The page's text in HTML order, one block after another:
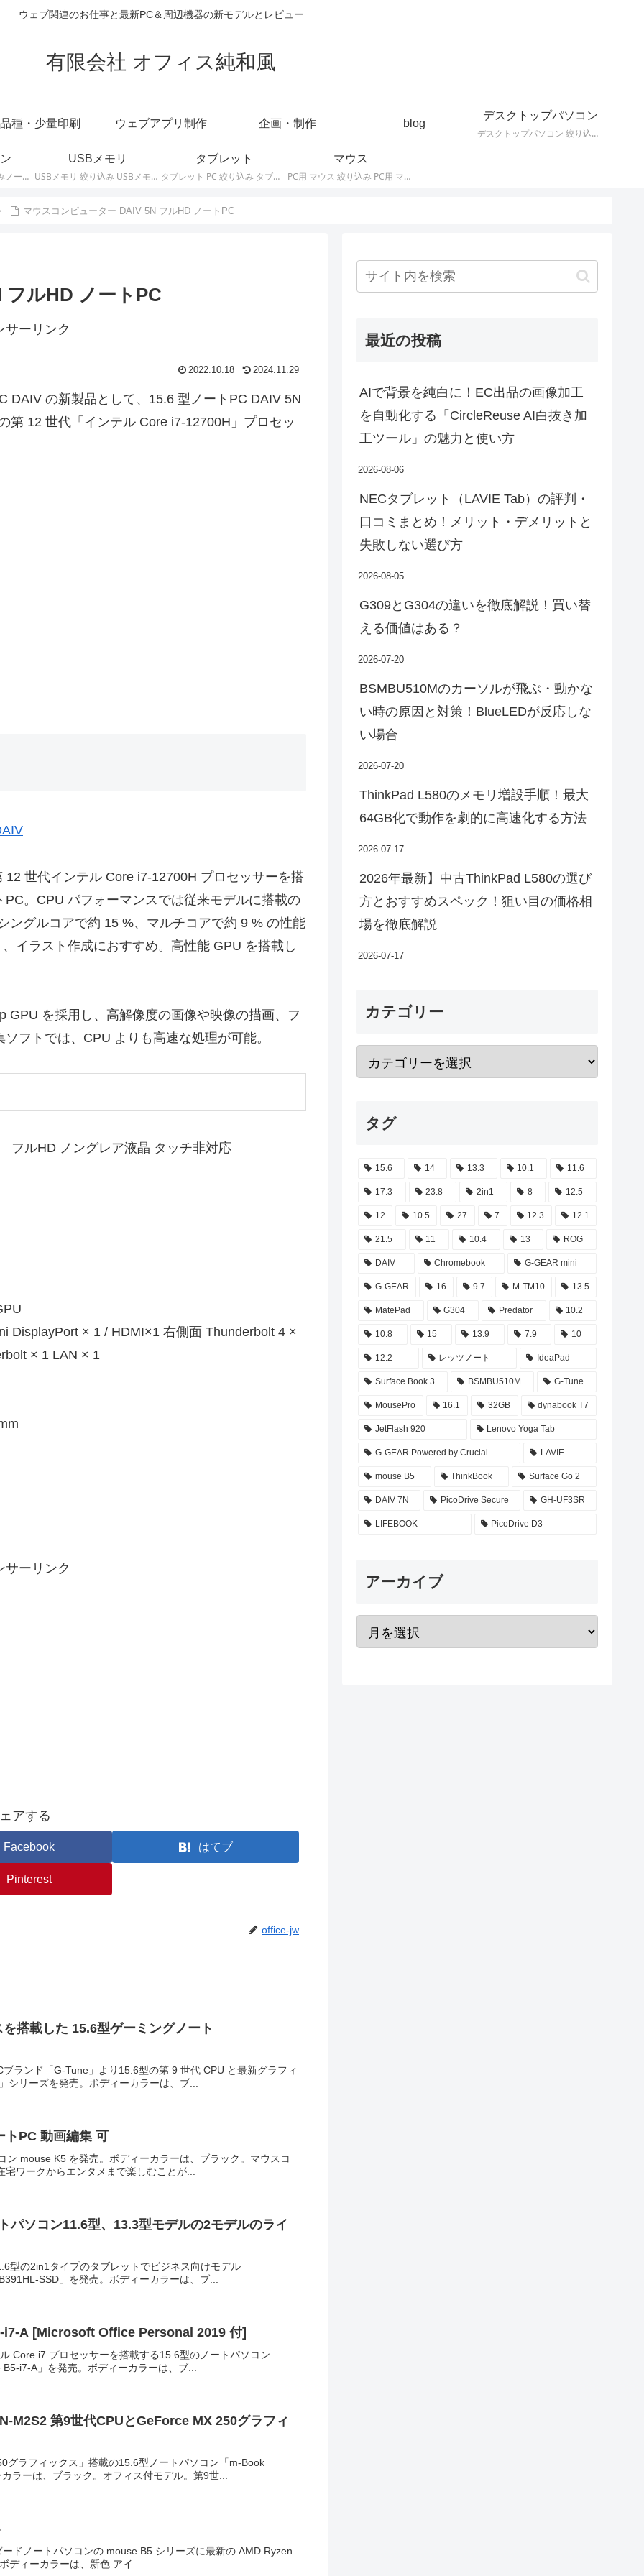
ウェブ関連のお仕事と最新PC＆周辺機器の新モデルとレビュー
有限会社 オフィス純和風
種・少量印刷 ウェブアプリ制作 企画・制作 blog
デスクトップパソコン
デスクトップパソコン 絞り込み デスクトップPCの最新モデルやスペック・仕様に関する情報。
ノートパソコン 絞り込みノートPCの最新モデルやスペック・仕様に関する情報。
USBメモリ
USBメモリ 絞り込み USBメモリの最新モデルやスペック・仕様に関する情報。
タブレット
タブレット PC 絞り込み タブレットの最新モデルやスペック・仕様に関する情報。
マウス
PC用 マウス 絞り込み PC用 マウス 最新モデルやスペック・仕様に関する情報。ワイヤレスマウス、有線マウス、接続タイプなど。
マウスコンピューター DAIV 5N フルHD ノートPC
ルHD ノートPC
サーリンク
2022.10.18 2024.11.29
DAIV の新製品として、15.6 型ノートPC DAIV 5N
第 12 世代「インテル Core i7-12700H」プロセッ
世代インテル Core i7-12700H プロセッサーを搭
。CPU パフォーマンスでは従来モデルに搭載の
ングルコアで約 15 %、マルチコアで約 9 % の性能
イラスト作成におすすめ。高性能 GPU を搭載し
GPU を採用し、高解像度の画像や映像の描画、フ
フトでは、CPU よりも高速な処理が可能。
フルHD ノングレア液晶 タッチ非対応
DisplayPort × 1 / HDMI×1 右側面 Thunderbolt 4 ×
× 1 LAN × 1
サーリンク
アする
Facebook はてブ
Pinterest
office-jw
搭載した 15.6型ゲーミングノート
ランド「G-Tune」より15.6型の第 9 世代 CPU と最新グラフィ
リーズを発売。ボディーカラーは、ブ...
PC 動画編集 可
mouse K5 を発売。ボディーカラーは、ブラック。マウスコ
ワークからエンタメまで楽しむことが...
ソコン11.6型、13.3型モデルの2モデルのライ
型の2in1タイプのタブレットでビジネス向けモデル
SSD」を発売。ボディーカラーは、ブ...
A [Microsoft Office Personal 2019 付]
Core i7 プロセッサーを搭載する15.6型のノートパソコン
i7-A」を発売。ボディーカラーは、ブ...
M2S2 第9世代CPUとGeForce MX 250グラフィ
ラフィックス」搭載の15.6型ノートパソコン「m-Book
ラーは、ブラック。オフィス付モデル。第9世...
ドノートパソコンの mouse B5 シリーズに最新の AMD Ryzen
ディーカラーは、新色 アイ...
最近の投稿
AIで背景を純白に！EC出品の画像加工
を自動化する「CircleReuse AI白抜き加
工ツール」の魅力と使い方
2026-08-06
NECタブレット（LAVIE Tab）の評判・
口コミまとめ！メリット・デメリットと
失敗しない選び方
2026-08-05
G309とG304の違いを徹底解説！買い替
える価値はある？
2026-07-20
BSMBU510Mのカーソルが飛ぶ・動かな
い時の原因と対策！BlueLEDが反応しな
い場合
2026-07-20
ThinkPad L580のメモリ増設手順！最大
64GB化で動作を劇的に高速化する方法
2026-07-17
2026年最新】中古ThinkPad L580の選び
方とおすすめスペック！狙い目の価格相
場を徹底解説
2026-07-17
カテゴリー
タグ
15.6 14 13.3 10.1 11.6
17.3 23.8 2in1 8 12.5
12 10.5 27 7 12.3 12.1
21.5 11 10.4 13 ROG
DAIV Chromebook G-GEAR mini
G-GEAR 16 9.7 M-TM10 13.5
MatePad G304 Predator 10.2
10.8 15 13.9 7.9 10
12.2 レッツノート IdeaPad
Surface Book 3 BSMBU510M G-Tune
MousePro 16.1 32GB dynabook T7
JetFlash 920 Lenovo Yoga Tab
G-GEAR Powered by Crucial LAVIE
mouse B5 ThinkBook Surface Go 2
DAIV 7N PicoDrive Secure GH-UF3SR
LIFEBOOK PicoDrive D3
アーカイブ